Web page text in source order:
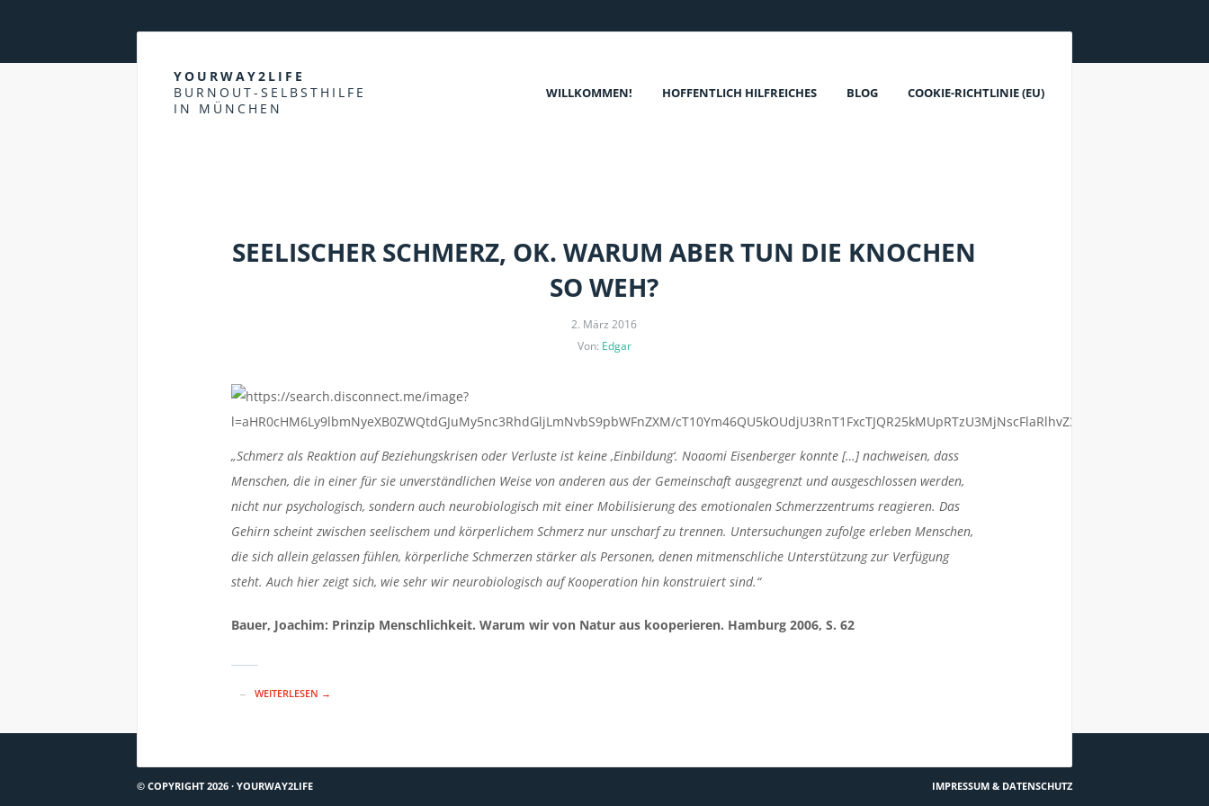
YOURWAY2LIFE
BURNOUT-SELBSTHILFE
IN MÜNCHEN
WILLKOMMEN! HOFFENTLICH HILFREICHES BLOG COOKIE-RICHTLINIE (EU)
SEELISCHER SCHMERZ, OK. WARUM ABER TUN DIE KNOCHEN
SO WEH?
2. März 2016
Von: Edgar
„Schmerz als Reaktion auf Beziehungskrisen oder Verluste ist keine ‚Einbildung‘. Noaomi Eisenberger konnte […] nachweisen, dass
Menschen, die in einer für sie unverständlichen Weise von anderen aus der Gemeinschaft ausgegrenzt und ausgeschlossen werden,
nicht nur psychologisch, sondern auch neurobiologisch mit einer Mobilisierung des emotionalen Schmerzzentrums reagieren. Das
Gehirn scheint zwischen seelischem und körperlichem Schmerz nur unscharf zu trennen. Untersuchungen zufolge erleben Menschen,
die sich allein gelassen fühlen, körperliche Schmerzen stärker als Personen, denen mitmenschliche Unterstützung zur Verfügung
steht. Auch hier zeigt sich, wie sehr wir neurobiologisch auf Kooperation hin konstruiert sind.“
Bauer, Joachim: Prinzip Menschlichkeit. Warum wir von Natur aus kooperieren. Hamburg 2006, S. 62
WEITERLESEN →
© COPYRIGHT 2026 · YOURWAY2LIFE IMPRESSUM & DATENSCHUTZ